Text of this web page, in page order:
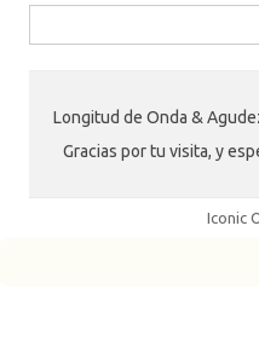
Longitud de Onda &
Gracias por tu visita, y
Iconic